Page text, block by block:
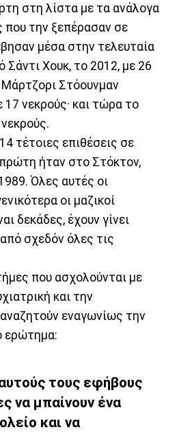
στη λίστα με τα ανάλογα
που την ξεπέρασαν σε
μέσα στην τελευταία
Σάντι Χουκ, το 2012, με 26
Μάρτζορι Στόουνμαν
νεκρούς· και τώρα το
τέτοιες επιθέσεις σε
ήταν στο Στόκτον,
Όλες αυτές οι
οι μαζικοί
δεκάδες, έχουν γίνει
σχεδόν όλες τις
που ασχολούνται με
και την
εναγωνίως την
ερώτημα:
τους εφήβους
να μπαίνουν ένα
και να